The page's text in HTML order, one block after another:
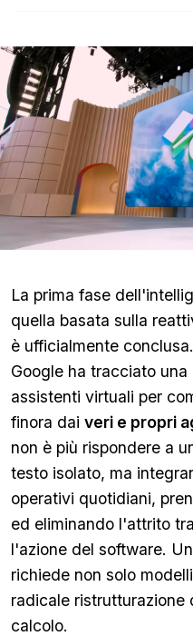
La prima fase
quella basata sulla
è ufficialmente
Google ha tracciato
assistenti virtuali per
finora dai veri e propri
non è più rispondere a
testo isolato, ma
operativi quotidiani,
ed eliminando l'attrito
l'azione del software.
richiede non solo
radicale ristrutturazione
calcolo.